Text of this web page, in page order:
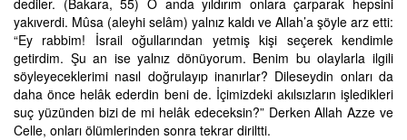
dediler. (Bakara, 55) O anda yıldırım onlara çarparak hepsini
yakıverdi. Mûsa (aleyhi selâm) yalnız kaldı ve Allah’a şöyle arz etti:
“Ey rabbim! İsrail oğullarından yetmiş kişi seçerek kendimle
getirdim. Şu an ise yalnız dönüyorum. Benim bu olaylarla ilgili
söyleyeceklerimi nasıl doğrulayıp inanırlar? Dileseydin onları da
daha önce helâk ederdin beni de. İçimizdeki akılsızların işledikleri
suç yüzünden bizi de mi helâk edeceksin?” Derken Allah Azze ve
Celle, onları ölümlerinden sonra tekrar diriltti.